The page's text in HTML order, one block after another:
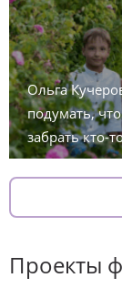
Ольга
подумать,
забрать кто-
Проекты